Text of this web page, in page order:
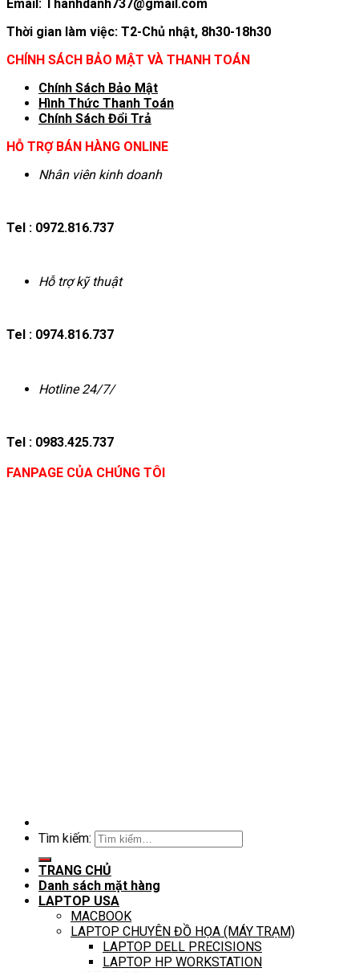
Email: Thanhdanh737@gmail.com
Thời gian làm việc: T2-Chủ nhật, 8h30-18h30
CHÍNH SÁCH BẢO MẬT VÀ THANH TOÁN
Chính Sách Bảo Mật
Hình Thức Thanh Toán
Chính Sách Đổi Trả
HỖ TRỢ BÁN HÀNG ONLINE
Nhân viên kinh doanh
Tel : 0972.816.737
Hỗ trợ kỹ thuật
Tel : 0974.816.737
Hotline 24/7/
Tel : 0983.425.737
FANPAGE CỦA CHÚNG TÔI
Tìm kiếm:
TRANG CHỦ
Danh sách mặt hàng
LAPTOP USA
MACBOOK
LAPTOP CHUYÊN ĐỒ HỌA (MÁY TRẠM)
LAPTOP DELL PRECISIONS
LAPTOP HP WORKSTATION